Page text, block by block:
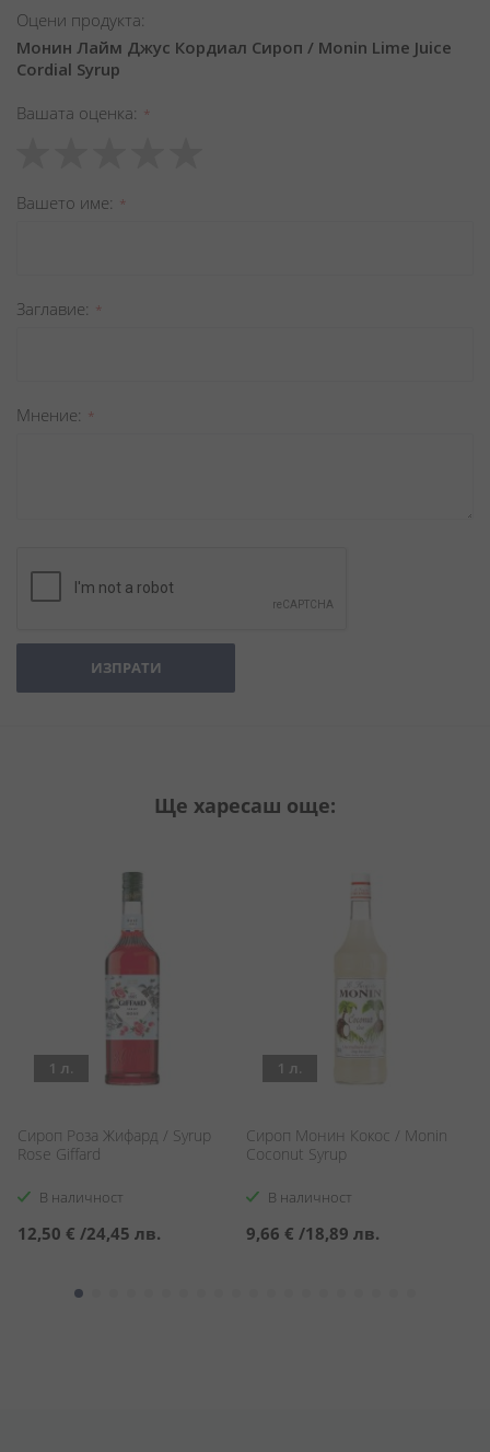
Оцени продукта:
Монин Лайм Джус Кордиал Сироп / Monin Lime Juice
Cordial Syrup
Вашата оценка
star
stars
stars
stars
stars
Вашето име
Заглавиe
Мнение
ИЗПРАТИ
Ще харесаш още:
1 л.
Сироп Роза Жифард / Syrup
Rose Giffard
В наличност
12,50 € /24,45 лв.
1 л.
Сироп Монин Кокос / Monin
Coconut Syrup
В наличност
9,66 € /18,89 лв.